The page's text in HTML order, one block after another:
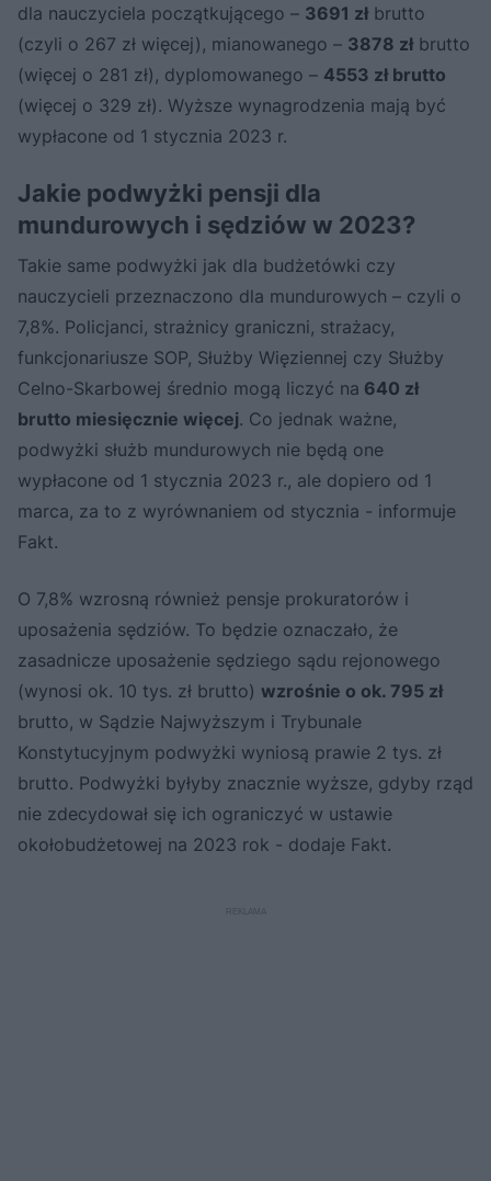
dla nauczyciela początkującego – 3691 zł brutto
(czyli o 267 zł więcej), mianowanego – 3878 zł brutto
(więcej o 281 zł), dyplomowanego – 4553 zł brutto
(więcej o 329 zł). Wyższe wynagrodzenia mają być
wypłacone od 1 stycznia 2023 r.
Jakie podwyżki pensji dla
mundurowych i sędziów w 2023?
Takie same podwyżki jak dla budżetówki czy
nauczycieli przeznaczono dla mundurowych – czyli o
7,8%. Policjanci, strażnicy graniczni, strażacy,
funkcjonariusze SOP, Służby Więziennej czy Służby
Celno-Skarbowej średnio mogą liczyć na 640 zł
brutto miesięcznie więcej. Co jednak ważne,
podwyżki służb mundurowych nie będą one
wypłacone od 1 stycznia 2023 r., ale dopiero od 1
marca, za to z wyrównaniem od stycznia - informuje
Fakt.
O 7,8% wzrosną również pensje prokuratorów i
uposażenia sędziów. To będzie oznaczało, że
zasadnicze uposażenie sędziego sądu rejonowego
(wynosi ok. 10 tys. zł brutto) wzrośnie o ok. 795 zł
brutto, w Sądzie Najwyższym i Trybunale
Konstytucyjnym podwyżki wyniosą prawie 2 tys. zł
brutto. Podwyżki byłyby znacznie wyższe, gdyby rząd
nie zdecydował się ich ograniczyć w ustawie
okołobudżetowej na 2023 rok - dodaje Fakt.